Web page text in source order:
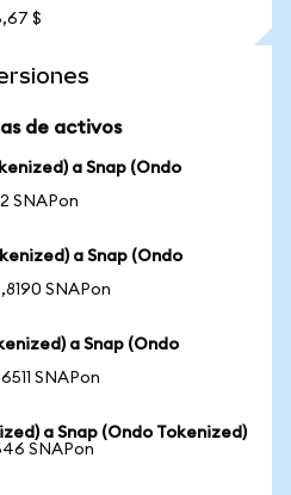
$
de activos
a Snap (Ondo
SNAPon
a Snap (Ondo
SNAPon
a Snap (Ondo
SNAPon
a Snap (Ondo Tokenized)
SNAPon